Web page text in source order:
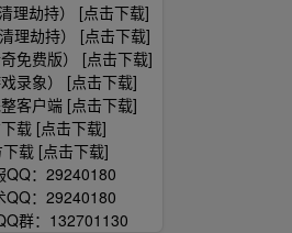
理劫持） [点击下载]
理劫持） [点击下载]
免费版） [点击下载]
录象） [点击下载]
客户端 [点击下载]
载 [点击下载]
载 [点击下载]
QQ：29240180
QQ：29240180
群：132701130